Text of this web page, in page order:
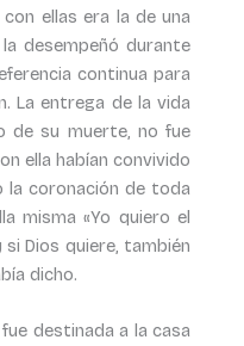
ellas era la de una
desempeñó durante
continua para
La entrega de la vida
de su muerte, no fue
ella habían convivido
la coronación de toda
misma «Yo quiero el
Dios quiere, también
dicho.
destinada a la casa